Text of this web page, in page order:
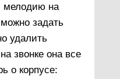
мелодию на
задать
удалить
звонке она все
о корпусе: